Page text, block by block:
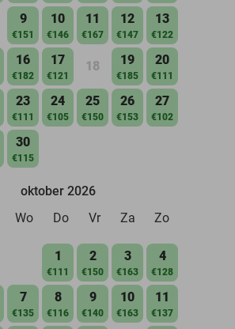
9
€151
10
€146
11
€167
12
€147
13
€122
16
€182
17
€121
18 19
€185
20
€111
23
€111
24
€105
25
€150
26
€153
27
€102
30
€115
oktober 2026
Wo Do Vr Za Zo
1
€111
2
€150
3
€163
4
€128
7
€135
8
€116
9
€140
10
€163
11
€137